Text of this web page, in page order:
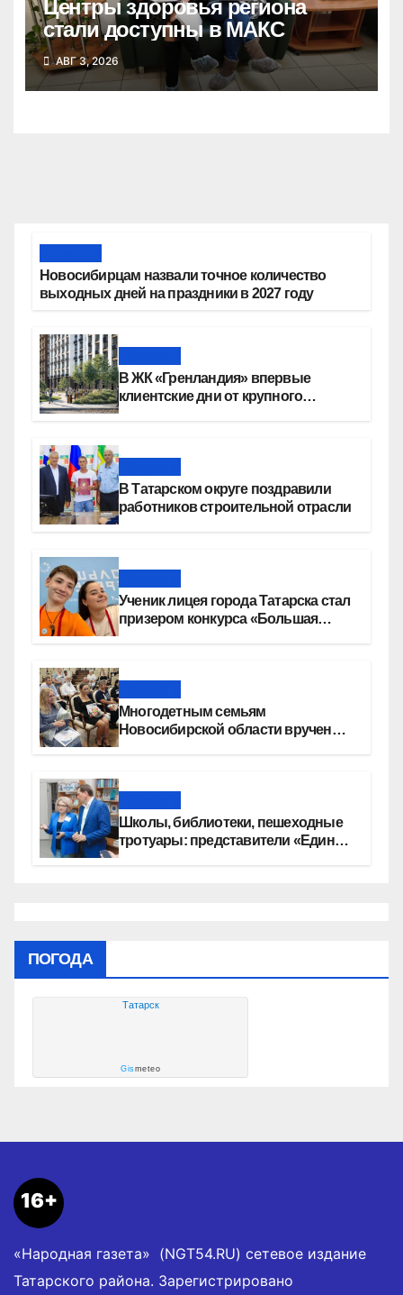
Центры здоровья региона
стали доступны в МАКС
АВГ 3, 2026
Новосибирцам назвали точное количество
выходных дней на праздники в 2027 году
В ЖК «Гренландия» впервые
клиентские дни от крупного
В Татарском округе поздравили
работников строительной отрасли
Ученик лицея города Татарска стал
призером конкурса «Большая
Многодетным семьям
Новосибирской области вручены
Школы, библиотеки, пешеходные
тротуары: представители «Единой
ПОГОДА
Татарск
Gismeteo
16+
«Народная газета» (NGT54.RU) сетевое издание
Татарского района. Зарегистрировано